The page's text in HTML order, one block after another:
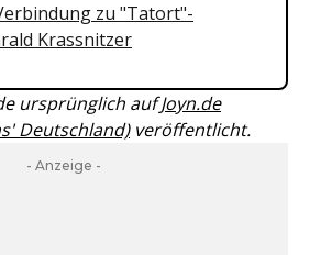
zu "Tatort"-
Krassnitzer
ursprünglich aufJoyn.de
Deutschland)veröffentlicht.
- Anzeige -